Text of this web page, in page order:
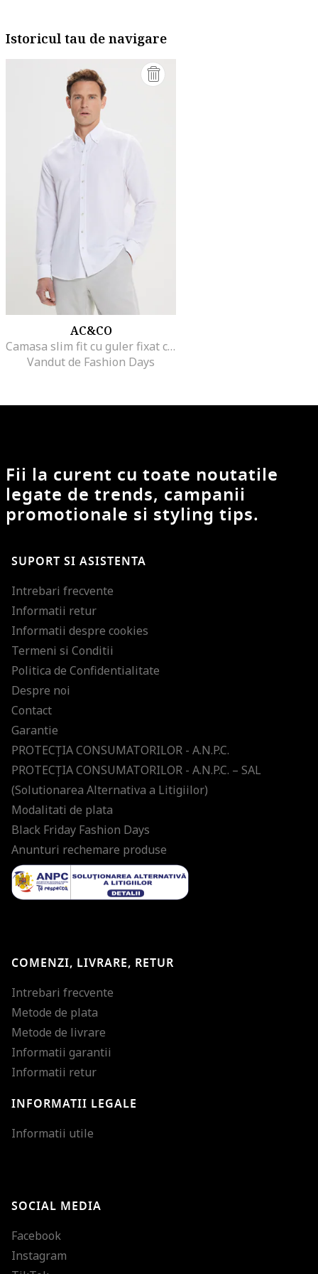
Istoricul tau de navigare
AC&CO
Camasa slim fit cu guler fixat cu nasturi, Alb
Vandut de Fashion Days
Fii la curent cu toate noutatile
legate de trends, campanii
promotionale si styling tips.
SUPORT SI ASISTENTA
Intrebari frecvente
Informatii retur
Informatii despre cookies
Termeni si Conditii
Politica de Confidentialitate
Despre noi
Contact
Garantie
PROTECŢIA CONSUMATORILOR - A.N.P.C.
PROTECŢIA CONSUMATORILOR - A.N.P.C. – SAL
(Solutionarea Alternativa a Litigiilor)
Modalitati de plata
Black Friday Fashion Days
Anunturi rechemare produse
COMENZI, LIVRARE, RETUR
Intrebari frecvente
Metode de plata
Metode de livrare
Informatii garantii
Informatii retur
INFORMATII LEGALE
Informatii utile
SOCIAL MEDIA
Facebook
Instagram